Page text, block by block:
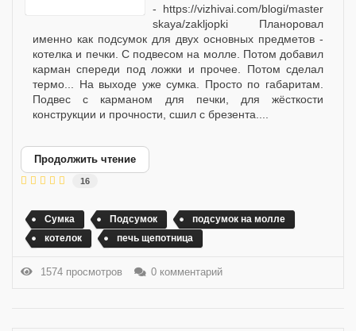
- https://vizhivai.com/blogi/master
skaya/zakljopki Планоровал
именно как подсумок для двух основных предметов -
котелка и печки. С подвесом на молле. Потом добавил
карман спереди под ложки и прочее. Потом сделал
термо... На выходе уже сумка. Просто по габаритам.
Подвес с карманом для печки, для жёсткости
конструкции и прочности, сшил с брезента....
Продолжить чтение
16
Сумка Подсумок
подсумок на молле
котелок
печь щепотница
1574 просмотров 0 комментарий